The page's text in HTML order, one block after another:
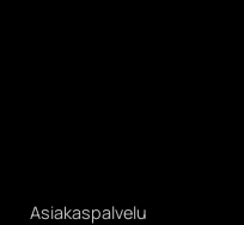
Asiakaspalvelu